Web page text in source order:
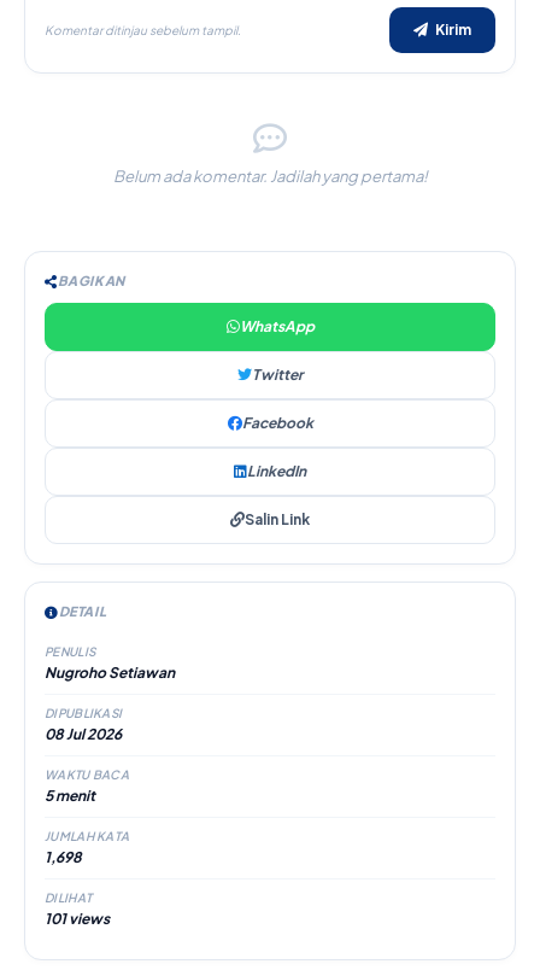
Komentar ditinjau sebelum tampil. Kirim
Belum ada komentar. Jadilah yang pertama!
BAGIKAN
WhatsApp
Twitter
Facebook
LinkedIn
Salin Link
DETAIL
PENULIS
Nugroho Setiawan
DIPUBLIKASI
08 Jul 2026
WAKTU BACA
5 menit
JUMLAH KATA
1,698
DILIHAT
101 views